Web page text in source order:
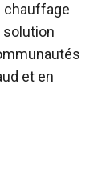
chauffage
solution
et en